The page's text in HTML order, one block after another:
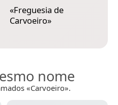
«Freguesia de
Carvoeiro»
nome
«Carvoeiro».